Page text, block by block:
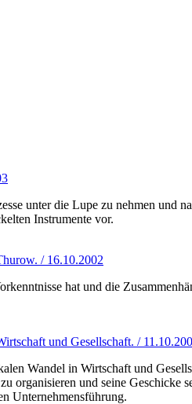
unter die Lupe zu nehmen und
Instrumente vor.
/ 16.10.2002
hat und die
und Gesellschaft. /
Wandel in Wirtschaft und
organisieren und seine
Unternehmensführung.